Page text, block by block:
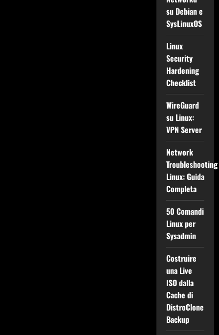
su Debian e
SysLinuxOS
Linux
Security
Hardening
Checklist
WireGuard
su Linux:
VPN Server
Network
Troubleshooting
Linux: Guida
Completa
50 Comandi
Linux per
Sysadmin
Costruire
una Live
ISO dalla
Cache di
DistroClone
Backup